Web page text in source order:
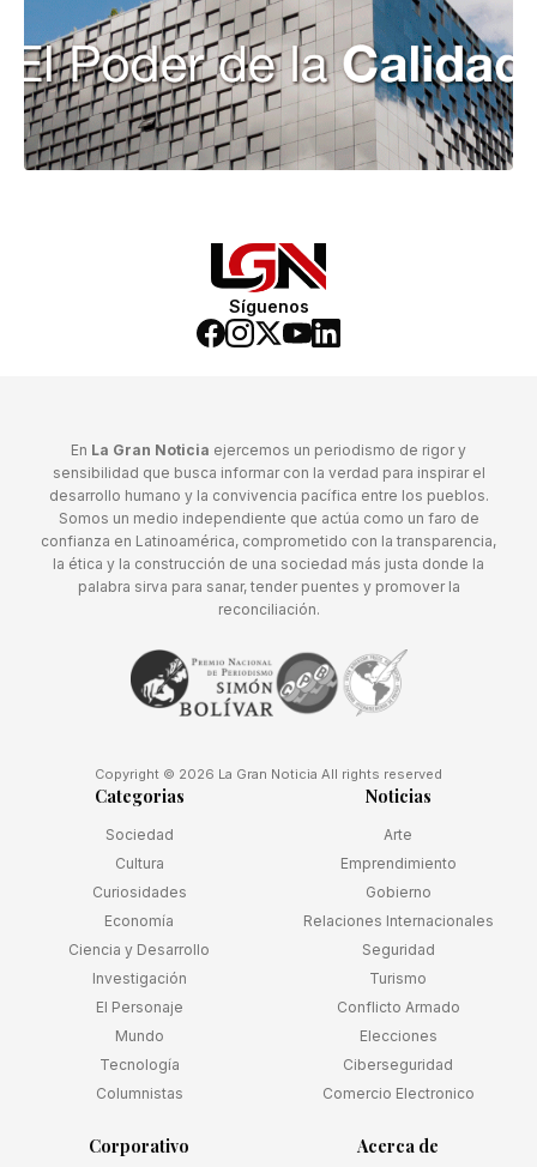
Síguenos
En La Gran Noticia ejercemos un periodismo de rigor y
sensibilidad que busca informar con la verdad para inspirar el
desarrollo humano y la convivencia pacífica entre los pueblos.
Somos un medio independiente que actúa como un faro de
confianza en Latinoamérica, comprometido con la transparencia,
la ética y la construcción de una sociedad más justa donde la
palabra sirva para sanar, tender puentes y promover la
reconciliación.
Copyright © 2026 La Gran Noticia All rights reserved
Categorias
Sociedad
Cultura
Curiosidades
Economía
Ciencia y Desarrollo
Investigación
El Personaje
Mundo
Tecnología
Columnistas
Noticias
Arte
Emprendimiento
Gobierno
Relaciones Internacionales
Seguridad
Turismo
Conflicto Armado
Elecciones
Ciberseguridad
Comercio Electronico
Corporativo Acerca de